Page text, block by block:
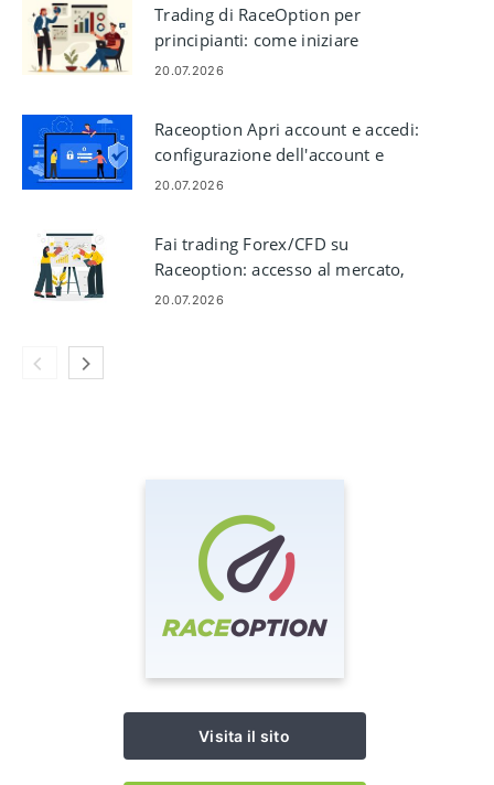
Trading di RaceOption per
principianti: come iniziare
20.07.2026
Raceoption Apri account e accedi:
configurazione dell'account e
passaggi di accesso
20.07.2026
Fai trading Forex/CFD su
Raceoption: accesso al mercato,
ordini, rischio
20.07.2026
Visita il sito